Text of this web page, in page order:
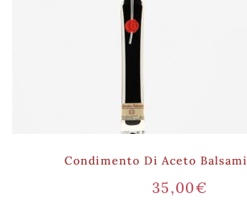
Condimento Di Aceto
35,00€